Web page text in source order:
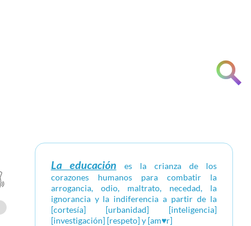
La educación es la crianza de los
corazones humanos para combatir la
arrogancia, odio, maltrato, necedad, la
ignorancia y la indiferencia a partir de la
[cortesía] [urbanidad] [inteligencia]
[investigación] [respeto] y [am♥r]